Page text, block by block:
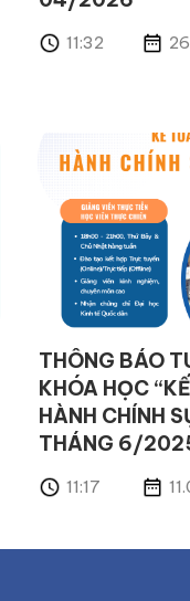
11:32
THÔNG BÁO
KHÓA HỌC
HÀNH CHÍNH
THÁNG 6/
11:17